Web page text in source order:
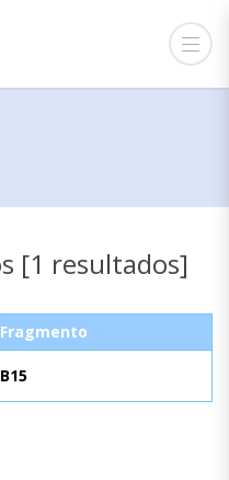
[1 resultados]
Fragmento
B15